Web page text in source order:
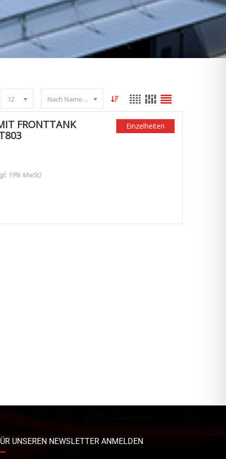
12 Nach Name sortieren
FRONTTANK
19% MwSt)
Einzelheiten
UNSEREN NEWSLETTER ANMELDEN